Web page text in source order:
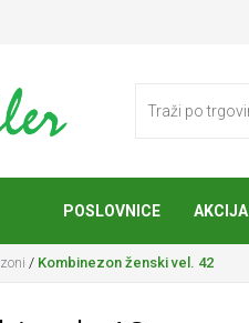
POSLOVNICE AKCIJA
/ Kombinezon ženski vel. 42